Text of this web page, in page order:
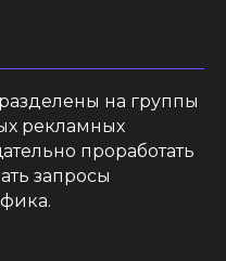
на группы
рекламных
проработать
запросы